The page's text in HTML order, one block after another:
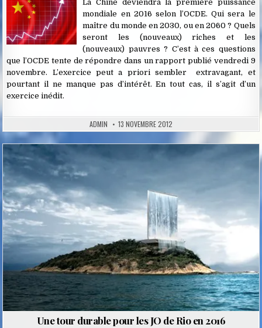
La Chine deviendra la première puissance
mondiale en 2016 selon l’OCDE. Qui sera le
maître du monde en 2030, ou en 2060 ? Quels
seront les (nouveaux) riches et les
(nouveaux) pauvres ? C’est à ces questions
que l’OCDE tente de répondre dans un rapport publié vendredi 9
novembre. L’exercice peut a priori sembler extravagant, et
pourtant il ne manque pas d’intérêt. En tout cas, il s’agit d’un
exercice inédit.
ADMIN 13 NOVEMBRE 2012
Une tour durable pour les JO de Rio en 2016